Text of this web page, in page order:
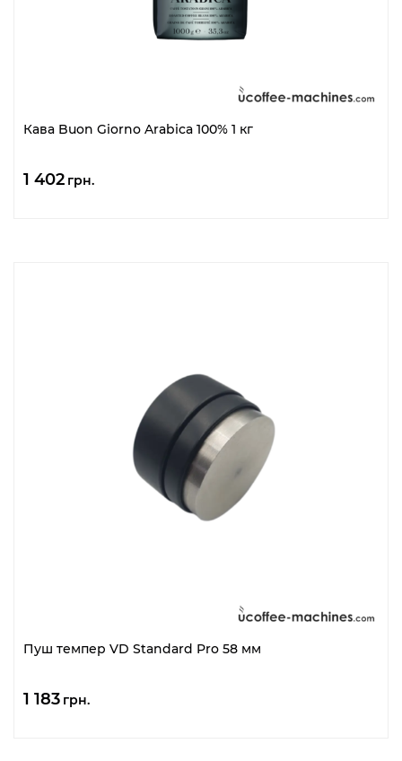
Кава Buon Giorno Arabica 100% 1 кг
1 402 грн.
Пуш темпер VD Standard Pro 58 мм
1 183 грн.